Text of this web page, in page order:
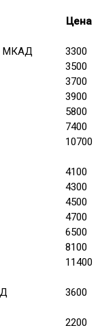
Цена
МКАД
3300
3500
3700
3900
5800
7400
10700
4100
4300
4500
4700
6500
8100
11400
3600
2200